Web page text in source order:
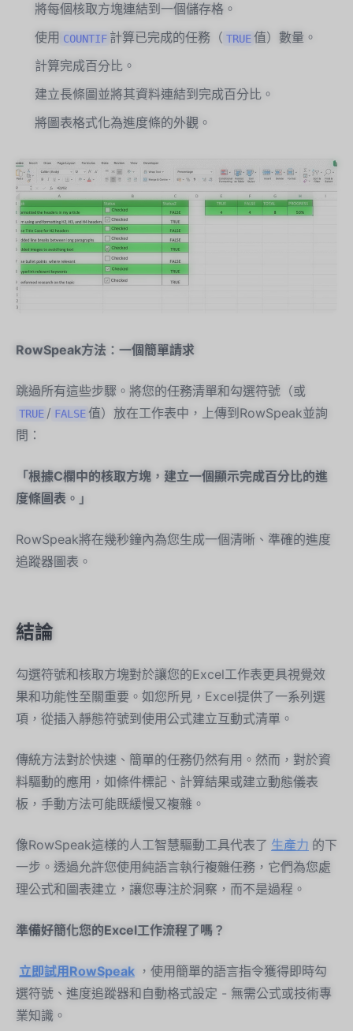
將每個核取方塊連結到一個儲存格。
使用 COUNTIF 計算已完成的任務（ TRUE 值）數量。
計算完成百分比。
建立長條圖並將其資料連結到完成百分比。
將圖表格式化為進度條的外觀。
RowSpeak方法：一個簡單請求
跳過所有這些步驟。將您的任務清單和勾選符號（或
TRUE / FALSE 值）放在工作表中，上傳到RowSpeak並詢
問：
「根據C欄中的核取方塊，建立一個顯示完成百分比的進
度條圖表。」
RowSpeak將在幾秒鐘內為您生成一個清晰、準確的進度
追蹤器圖表。
結論
勾選符號和核取方塊對於讓您的Excel工作表更具視覺效
果和功能性至關重要。如您所見，Excel提供了一系列選
項，從插入靜態符號到使用公式建立互動式清單。
傳統方法對於快速、簡單的任務仍然有用。然而，對於資
料驅動的應用，如條件標記、計算結果或建立動態儀表
板，手動方法可能既緩慢又複雜。
像RowSpeak這樣的人工智慧驅動工具代表了 生產力 的下
一步。透過允許您使用純語言執行複雜任務，它們為您處
理公式和圖表建立，讓您專注於洞察，而不是過程。
準備好簡化您的Excel工作流程了嗎？
立即試用RowSpeak ，使用簡單的語言指令獲得即時勾
選符號、進度追蹤器和自動格式設定 - 無需公式或技術專
業知識。